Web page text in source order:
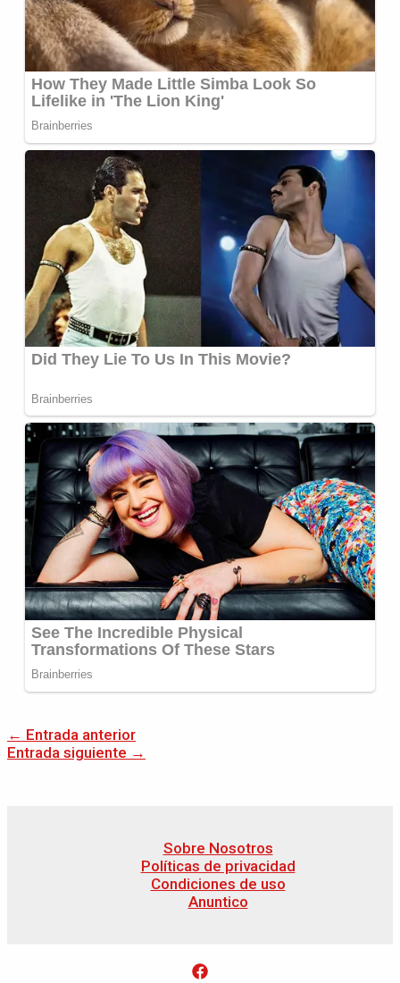
← Entrada anterior
Entrada siguiente →
Sobre Nosotros
Políticas de privacidad
Condiciones de uso
Anuntico